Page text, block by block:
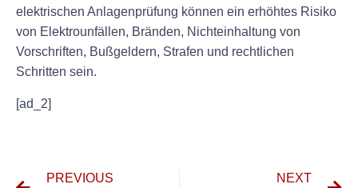
elektrischen Anlagenprüfung können ein erhöhtes Risiko
von Elektrounfällen, Bränden, Nichteinhaltung von
Vorschriften, Bußgeldern, Strafen und rechtlichen
Schritten sein.
[ad_2]
PREVIOUS NEXT